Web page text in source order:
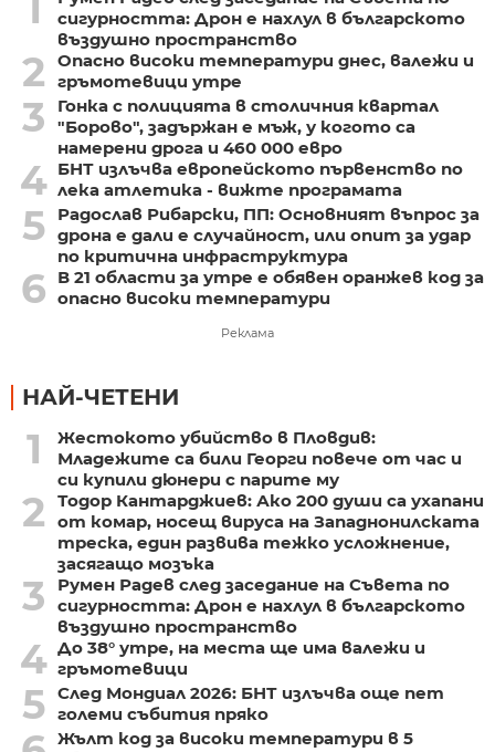
сигурността: Дрон е нахлул в българското
въздушно пространство
2
Опасно високи температури днес, валежи и
гръмотевици утре
3
Гонка с полицията в столичния квартал
"Борово", задържан е мъж, у когото са
намерени дрога и 460 000 евро
4 БНТ излъчва европейското първенство по
лека атлетика - вижте програмата
5
Радослав Рибарски, ПП: Основният въпрос за
дрона е дали е случайност, или опит за удар
по критична инфраструктура
6
В 21 области за утре е обявен оранжев код за
опасно високи температури
Реклама
НАЙ-ЧЕТЕНИ
1
Жестокото убийство в Пловдив:
Младежите са били Георги повече от час и
си купили дюнери с парите му
2
Тодор Кантарджиев: Ако 200 души са ухапани
от комар, носещ вируса на Западнонилската
треска, един развива тежко усложнение,
засягащо мозъка
3
Румен Радев след заседание на Съвета по
сигурността: Дрон е нахлул в българското
въздушно пространство
4 До 38° утре, на места ще има валежи и
гръмотевици
5 След Мондиал 2026: БНТ излъчва още пет
големи събития пряко
Жълт код за високи температури в 5